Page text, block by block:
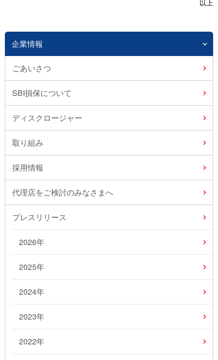
以上
企業情報
ごあいさつ
SBI損保について
ディスクロージャー
取り組み
採用情報
代理店をご検討のみなさまへ
プレスリリース
2026年
2025年
2024年
2023年
2022年